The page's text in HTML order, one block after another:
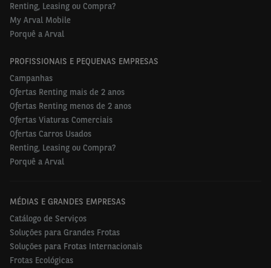
Renting, Leasing ou Compra?
My Arval Mobile
Porquê a Arval
PROFISSIONAIS E PEQUENAS EMPRESAS
Campanhas
Ofertas Renting mais de 2 anos
Ofertas Renting menos de 2 anos
Ofertas Viaturas Comerciais
Ofertas Carros Usados
Renting, Leasing ou Compra?
Porquê a Arval
MÉDIAS E GRANDES EMPRESAS
Catálogo de Serviços
Soluções para Grandes Frotas
Soluções para Frotas Internacionais
Frotas Ecológicas